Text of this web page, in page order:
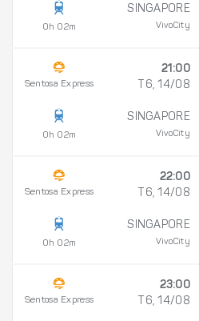
0h 02m
SINGAPORE
VivoCity
Sentosa Express
0h 02m
21:00
T6, 14/08
SINGAPORE
VivoCity
Sentosa Express
0h 02m
22:00
T6, 14/08
SINGAPORE
VivoCity
Sentosa Express
23:00
T6, 14/08